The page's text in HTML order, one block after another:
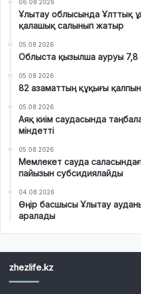
06.08.2026
Ұлытау облысында Ұлттық
қалашық салынып жатыр
05.08.2026
Облыста қызылша ауруы 7,8
05.08.2026
82 азаматтың құқығы
05.08.2026
Аяқ киім саудасында
міндетті
05.08.2026
Мемлекет сауда
пайызын субсидиялайды
04.08.2026
Өңір басшысы Ұлытау
аралады
zhezlife.kz